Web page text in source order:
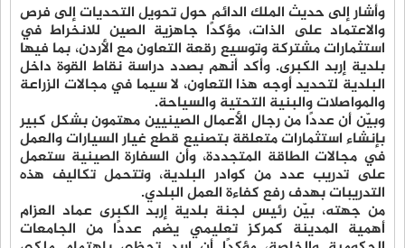
وأشار إلى حديث الملك الدائم حول تحويل التحديات إلى فرص
والاعتماد على الذات، مؤكدًا جاهزية الصين للانخراط في
استثمارات مشتركة وتوسيع رقعة التعاون مع الأردن، بما فيها
بلدية إربد الكبرى. وأكد أنهم بصدد دراسة نقاط القوة داخل
البلدية لتحديد أوجه هذا التعاون، لا سيما في مجالات الزراعة
والمواصلات والبنية التحتية والسياحة.
وبيّن أن عددًا من رجال الأعمال الصينيين مهتمون بشكل كبير
بإنشاء استثمارات متعلقة بتصنيع قطع غيار السيارات والعمل
في مجالات الطاقة المتجددة، وأن السفارة الصينية ستعمل
على تدريب عدد من كوادر البلدية، وتتحمل تكاليف هذه
التدريبات بهدف رفع كفاءة العمل البلدي.
من جهته، بيّن رئيس لجنة بلدية إربد الكبرى عماد العزام
أهمية المدينة كمركز تعليمي يضم عددًا من الجامعات